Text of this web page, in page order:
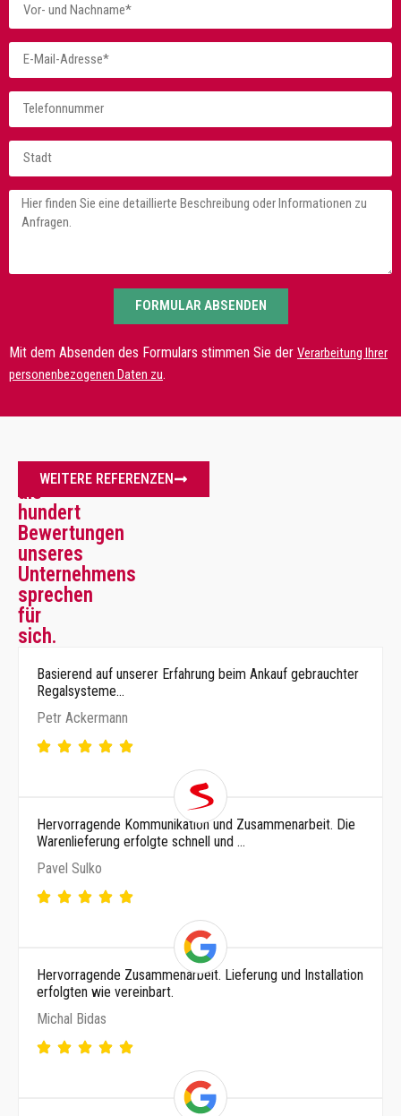
FORMULAR ABSENDEN
Mit dem Absenden des Formulars stimmen Sie der Verarbeitung Ihrer
personenbezogenen Daten zu.
Mehr
als
hundert
Bewertungen
unseres
Unternehmens
sprechen
für
sich.
WEITERE REFERENZEN
Basierend auf unserer Erfahrung beim Ankauf gebrauchter
Regalsysteme…
Petr Ackermann
Hervorragende Kommunikation und Zusammenarbeit. Die
Warenlieferung erfolgte schnell und …
Pavel Sulko
Hervorragende Zusammenarbeit. Lieferung und Installation
erfolgten wie vereinbart.
Michal Bidas